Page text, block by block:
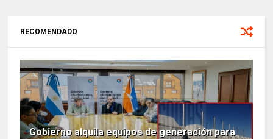
RECOMENDADO
Gobierno alquila equipos de generación para